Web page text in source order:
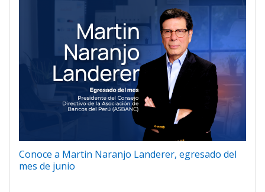
Conoce a Martin Naranjo Landerer, egresado del
mes de junio